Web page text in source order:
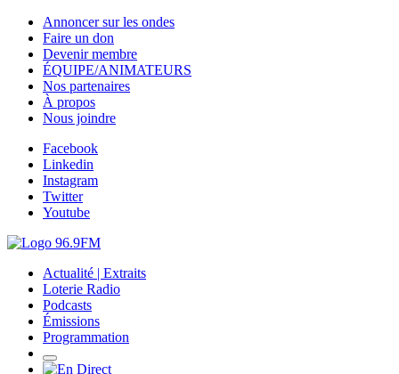
Annoncer sur les ondes
Faire un don
Devenir membre
ÉQUIPE/ANIMATEURS
Nos partenaires
À propos
Nous joindre
Facebook
Linkedin
Instagram
Twitter
Youtube
Actualité | Extraits
Loterie Radio
Podcasts
Émissions
Programmation